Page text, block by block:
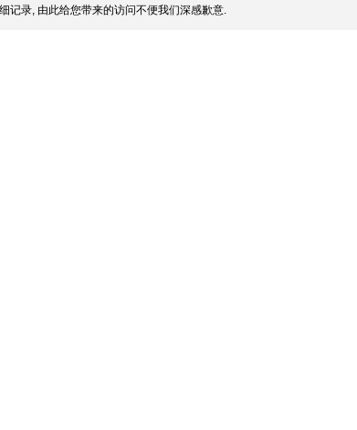
记录, 由此给您带来的访问不便我们深感歉意.